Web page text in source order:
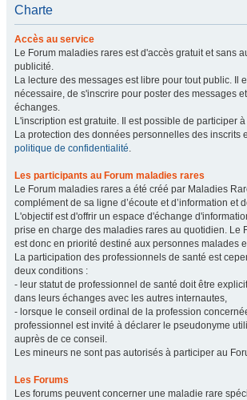
Charte
Accès au service
Le Forum maladies rares est d'accès gratuit et sans
publicité.
La lecture des messages est libre pour tout public. Il
nécessaire, de s'inscrire pour poster des messages
échanges.
L'inscription est gratuite. Il est possible de participer
La protection des données personnelles des inscrits
politique de confidentialité.
Les participants au Forum maladies rares
Le Forum maladies rares a été créé par Maladies
complément de sa ligne d’écoute et d’information et
L'objectif est d'offrir un espace d'échange
prise en charge des maladies rares au quotidien. Le
est donc en priorité destiné aux personnes malades
La participation des professionnels de santé est
deux conditions :
- leur statut de professionnel de santé doit être
dans leurs échanges avec les autres internautes,
- lorsque le conseil ordinal de la profession
professionnel est invité à déclarer le pseudonyme
auprès de ce conseil.
Les mineurs ne sont pas autorisés à participer au
Les Forums
Les forums peuvent concerner une maladie rare